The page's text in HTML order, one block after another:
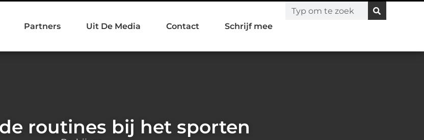
Partners Uit De Media Contact Schrijf mee
routines bij het sporten